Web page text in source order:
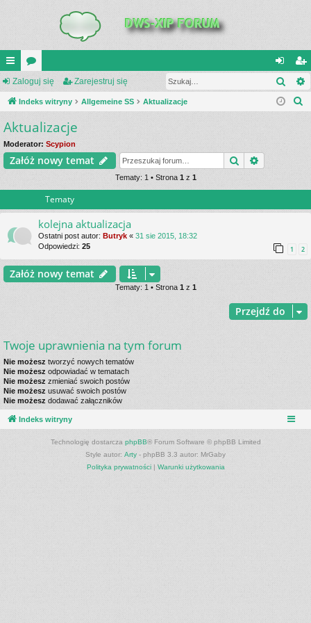
UI
C
K
_L
IN
or
a
al
og
ar
ej
Zaloguj się Zarejestruj się
Indeks witryny Allgemeine SS Aktualizacje
Aktualizacje
Moderator: Scypion
Załóż nowy temat Szukaj
Tematy: 1 • Strona 1 z 1
Tematy
kolejna aktualizacja
Ostatni post autor: Butryk « 31 sie 2015, 18:32
Odpowiedzi: 25 1 2
Załóż nowy temat
Tematy: 1 • Strona 1z 1
Przejdź do
Twoje uprawnienia na tym forum
Nie możesz tworzyć nowych tematów
Nie możesz odpowiadać w tematach
Nie możesz zmieniać swoich postów
Nie możesz usuwać swoich postów
Nie możesz dodawać załączników
Indeks witryny
Technologię dostarcza phpBB® Forum Software © phpBB Limited
Style autor: Arty - phpBB 3.3 autor: MrGaby
Polityka prywatności| Warunki użytkowania